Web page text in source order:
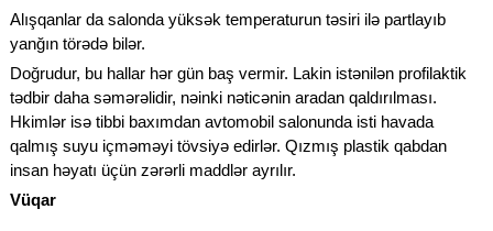
Alışqanlar da salonda yüksək temperaturun təsiri ilə partlayıb
yanğın törədə bilər.
Doğrudur, bu hallar hər gün baş vermir. Lakin istənilən profilaktik
tədbir daha səmərəlidir, nəinki nəticənin aradan qaldırılması.
Hkimlər isə tibbi baxımdan avtomobil salonunda isti havada
qalmış suyu içməməyi tövsiyə edirlər. Qızmış plastik qabdan
insan həyatı üçün zərərli maddlər ayrılır.
Vüqar